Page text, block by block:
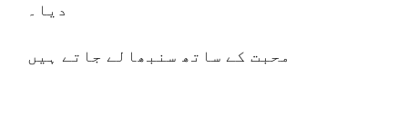
دیا۔
محبت کے ساتھ سنبھالے جاتے ہیں